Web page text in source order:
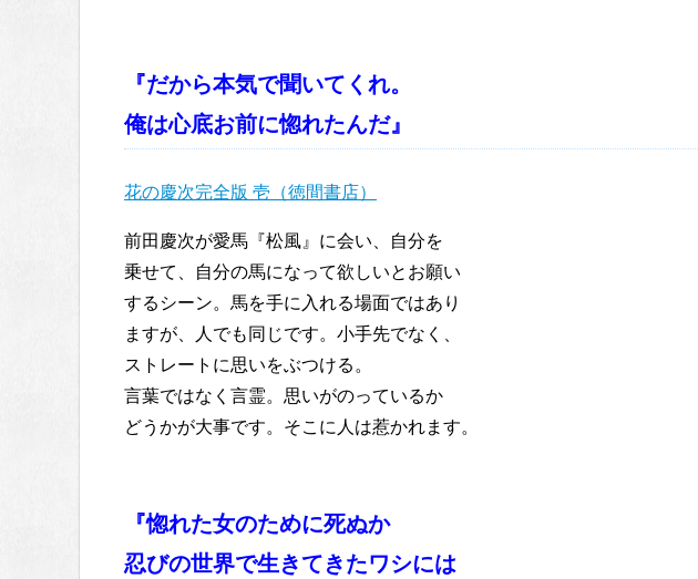
『だから本気で聞いてくれ。
俺は心底お前に惚れたんだ』
花の慶次完全版 壱（徳間書店）
前田慶次が愛馬『松風』に会い、自分を
乗せて、自分の馬になって欲しいとお願い
するシーン。馬を手に入れる場面ではあり
ますが、人でも同じです。小手先でなく、
ストレートに思いをぶつける。
言葉ではなく言霊。思いがのっているか
どうかが大事です。そこに人は惹かれます。
『惚れた女のために死ぬか
忍びの世界で生きてきたワシには